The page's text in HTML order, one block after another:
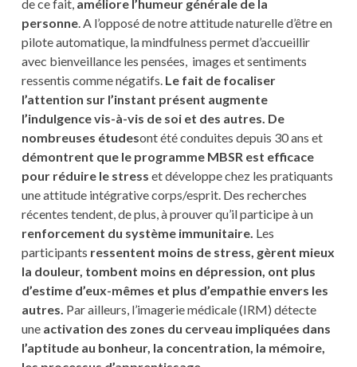
de ce fait, améliore l’humeur générale de la
personne. A l’opposé de notre attitude naturelle d’être en
pilote automatique, la mindfulness permet d’accueillir
avec bienveillance les pensées, images et sentiments
ressentis comme négatifs. Le fait de focaliser
l’attention sur l’instant présent augmente
l’indulgence vis-à-vis de soi et des autres. De
nombreuses étudesont été conduites depuis 30 ans et
démontrent que le programme MBSR est efficace
pour réduire le stress et développe chez les pratiquants
une attitude intégrative corps/esprit. Des recherches
récentes tendent, de plus, à prouver qu’il participe à un
renforcement du système immunitaire. Les
participants ressentent moins de stress, gèrent mieux
la douleur, tombent moins en dépression, ont plus
d’estime d’eux-mêmes et plus d’empathie envers les
autres. Par ailleurs, l’imagerie médicale (IRM) détecte
une activation des zones du cerveau impliquées dans
l’aptitude au bonheur, la concentration, la mémoire,